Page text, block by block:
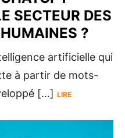
SECTEUR DES
?
artificielle qui
à partir de mots-
[…] LIRE